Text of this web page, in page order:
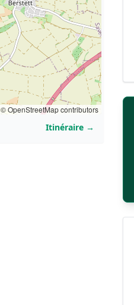
© OpenStreetMap contributors
Itinéraire →